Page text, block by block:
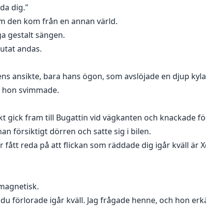
dig."
den kom från en annan värld.
gestalt sängen.
andas.
ansikte, bara hans ögon, som avslöjade en djup
svimmade.
gick fram till Bugattin vid vägkanten och knackade
försiktigt dörren och satte sig i bilen.
reda på att flickan som räddade dig igår kväll är
förlorade igår kväll. Jag frågade henne, och hon